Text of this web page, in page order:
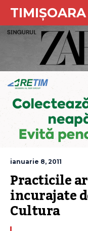
TIMIȘOARA
ianuarie 8, 2011
Practicile
incurajate
Cultura